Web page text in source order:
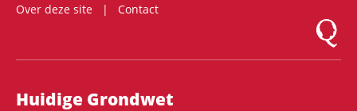
Over deze site
Contact
Logo
Hoofdnavigatie
Huidige Grondwet